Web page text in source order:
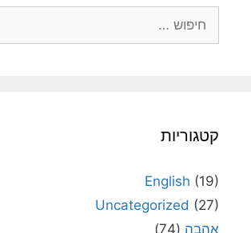
קטגוריות
English (19)
Uncategorized (27)
אהבה (74)